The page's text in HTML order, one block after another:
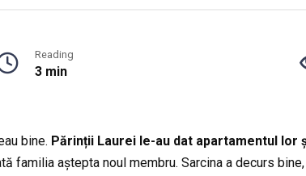
Reading
3 min
bine. Părinții Laurei le-au dat apartamentul lor
familia aștepta noul membru. Sarcina a decurs